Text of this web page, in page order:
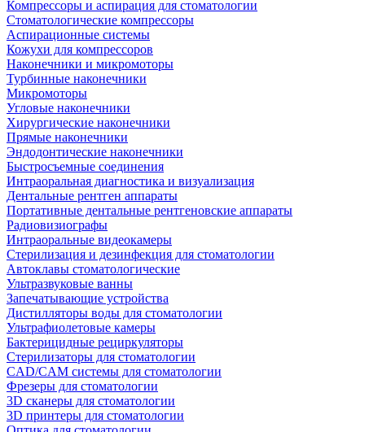
Компрессоры и аспирация для стоматологии
Стоматологические компрессоры
Аспирационные системы
Кожухи для компрессоров
Наконечники и микромоторы
Турбинные наконечники
Микромоторы
Угловые наконечники
Хирургические наконечники
Прямые наконечники
Эндодонтические наконечники
Быстросъемные соединения
Интраоральная диагностика и визуализация
Дентальные рентген аппараты
Портативные дентальные рентгеновские аппараты
Радиовизиографы
Интраоральные видеокамеры
Стерилизация и дезинфекция для стоматологии
Автоклавы стоматологические
Ультразвуковые ванны
Запечатывающие устройства
Дистилляторы воды для стоматологии
Ультрафиолетовые камеры
Бактерицидные рециркуляторы
Стерилизаторы для стоматологии
CAD/CAM системы для стоматологии
Фрезеры для стоматологии
3D cканеры для стоматологии
3D принтеры для стоматологии